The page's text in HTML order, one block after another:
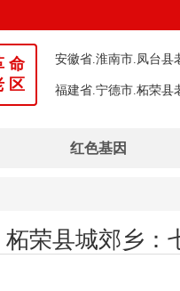
命
区
安徽省.淮南市.凤台县
福建省.宁德市.柘荣县
湖北省.荆州市.石首市
河南省.信阳市.平桥区
红色基因
柘荣县城郊乡